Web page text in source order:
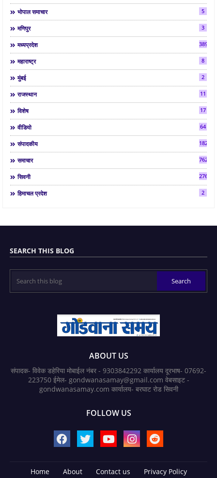
भोपाल समाचार 5
मणिपुर 3
मध्यप्रदेश 3892
महाराष्ट्र 8
मुंबई 2
राजस्थान 11
विशेष 17
वीडियो 64
संपादकीय 182
समाचार 7624
सिवनी 2763
हिमाचल प्रदेश 2
SEARCH THIS BLOG
ABOUT US
संपादक- विवेक डहेरिया मोबाईल नंबर - 9303842292 कार्यालय दूरभाष- 07692-
223750 ईमेल- gondwanasamay@gmail.com वेबसाइट -
gondwanasamay.com कार्यालय- बरघाट रोड सिवनी
FOLLOW US
Home About Contact us
Privacy Policy